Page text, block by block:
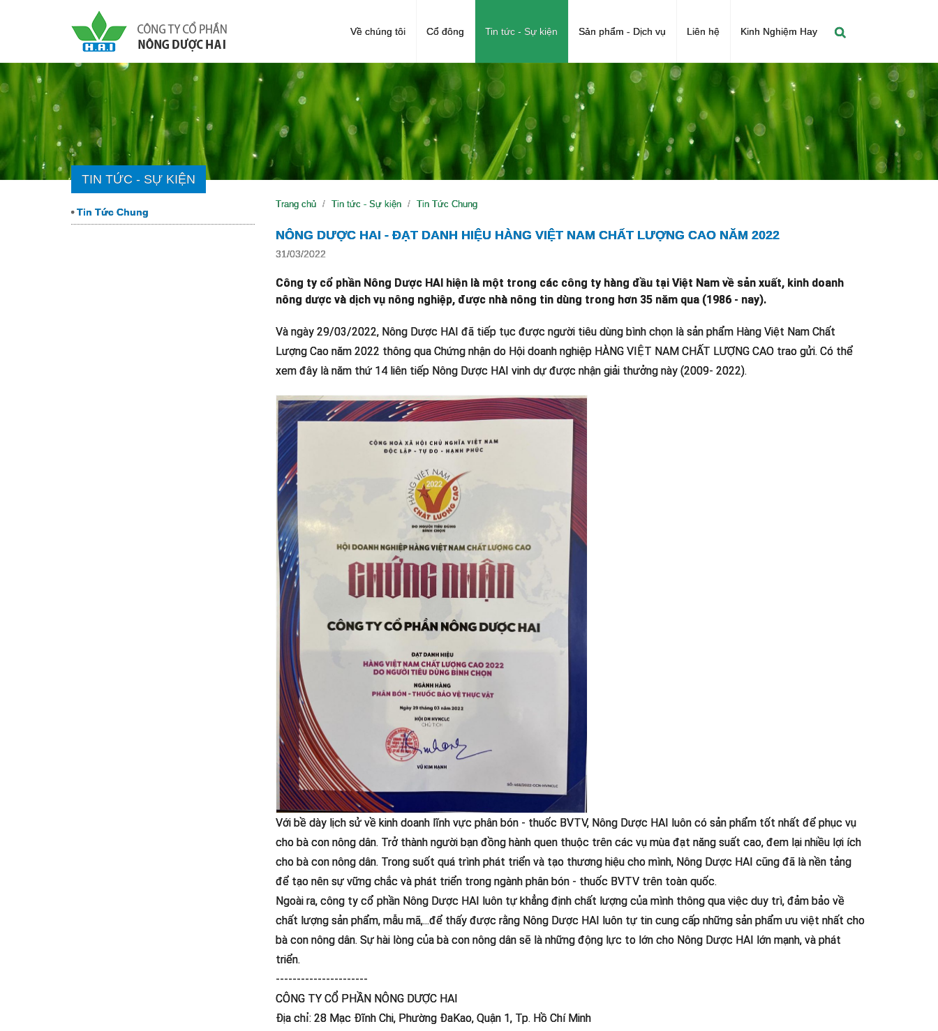
Về chúng tôi Cổ đông Tin tức - Sự kiện Sản phẩm - Dịch vụ Liên hệ Kinh Nghiệm Hay
TIN TỨC - SỰ KIỆN
Tin Tức Chung
Trang chủ Tin tức - Sự kiện Tin Tức Chung
NÔNG DƯỢC HAI - ĐẠT DANH HIỆU HÀNG VIỆT NAM CHẤT LƯỢNG CAO NĂM 2022
31/03/2022
Công ty cổ phần Nông Dược HAI hiện là một trong các công ty hàng đầu tại Việt Nam về sản xuất, kinh doanh
nông dược và dịch vụ nông nghiệp, được nhà nông tin dùng trong hơn 35 năm qua (1986 - nay).
Và ngày 29/03/2022, Nông Dược HAI đã tiếp tục được người tiêu dùng bình chọn là sản phẩm Hàng Việt Nam Chất
Lượng Cao năm 2022 thông qua Chứng nhận do Hội doanh nghiệp HÀNG VIỆT NAM CHẤT LƯỢNG CAO trao gửi. Có thể
xem đây là năm thứ 14 liên tiếp Nông Dược HAI vinh dự được nhận giải thưởng này (2009- 2022).
Với bề dày lịch sử về kinh doanh lĩnh vực phân bón - thuốc BVTV, Nông Dược HAI luôn có sản phẩm tốt nhất để phục vụ
cho bà con nông dân. Trở thành người bạn đồng hành quen thuộc trên các vụ mùa đạt năng suất cao, đem lại nhiều lợi ích
cho bà con nông dân. Trong suốt quá trình phát triển và tạo thương hiệu cho mình, Nông Dược HAI cũng đã là nền tảng
để tạo nên sự vững chắc và phát triển trong ngành phân bón - thuốc BVTV trên toàn quốc.
Ngoài ra, công ty cổ phần Nông Dược HAI luôn tự khẳng định chất lượng của mình thông qua việc duy trì, đảm bảo về
chất lượng sản phẩm, mẫu mã,...để thấy được rằng Nông Dược HAI luôn tự tin cung cấp những sản phẩm ưu việt nhất cho
bà con nông dân. Sự hài lòng của bà con nông dân sẽ là những động lực to lớn cho Nông Dược HAI lớn mạnh, và phát
triển.
----------------------
CÔNG TY CỔ PHẦN NÔNG DƯỢC HAI
Địa chỉ: 28 Mạc Đĩnh Chi, Phường ĐaKao, Quận 1, Tp. Hồ Chí Minh